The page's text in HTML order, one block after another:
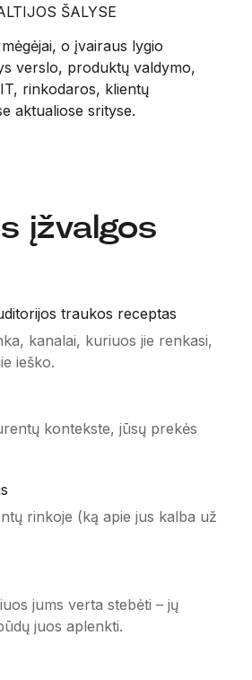
ŠALYSE
o įvairaus lygio
verslo, produktų valdymo,
rinkodaros, klientų
aktualiose srityse.
įžvalgos
traukos receptas
kanalai, kuriuos jie renkasi,
ieško.
kontekste, jūsų prekės
rinkoje (ką apie jus kalba už
jums verta stebėti – jų
juos aplenkti.